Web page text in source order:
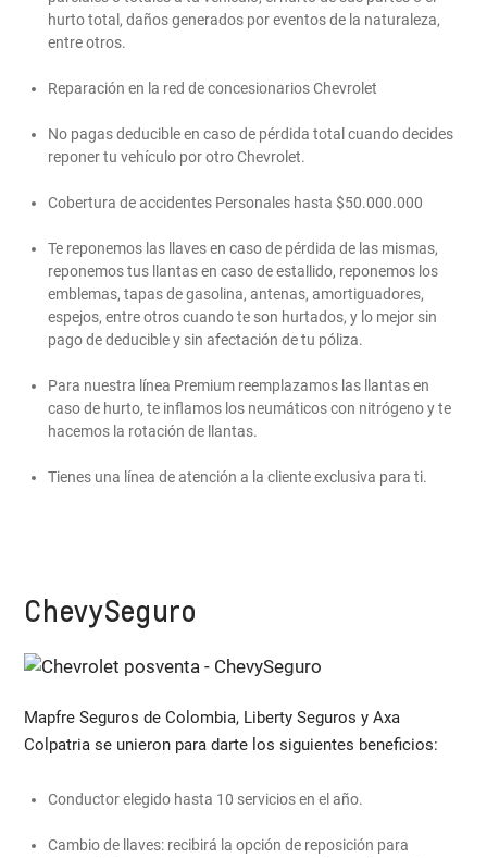
hurto total, daños generados por eventos de la naturaleza,
entre otros.
Reparación en la red de concesionarios Chevrolet
No pagas deducible en caso de pérdida total cuando decides
reponer tu vehículo por otro Chevrolet.
Cobertura de accidentes Personales hasta $50.000.000
Te reponemos las llaves en caso de pérdida de las mismas,
reponemos tus llantas en caso de estallido, reponemos los
emblemas, tapas de gasolina, antenas, amortiguadores,
espejos, entre otros cuando te son hurtados, y lo mejor sin
pago de deducible y sin afectación de tu póliza.
Para nuestra línea Premium reemplazamos las llantas en
caso de hurto, te inflamos los neumáticos con nitrógeno y te
hacemos la rotación de llantas.
Tienes una línea de atención a la cliente exclusiva para ti.
ChevySeguro
Mapfre Seguros de Colombia, Liberty Seguros y Axa
Colpatria se unieron para darte los siguientes beneficios:
Conductor elegido hasta 10 servicios en el año.
Cambio de llaves: recibirá la opción de reposición para